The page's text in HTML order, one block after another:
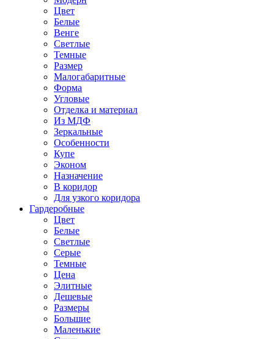
Цвет
Белые
Венге
Светлые
Темные
Размер
Малогабаритные
Форма
Угловые
Отделка и материал
Из МДФ
Зеркальные
Особенности
Купе
Эконом
Назначение
В коридор
Для узкого коридора
Гардеробные
Цвет
Белые
Светлые
Серые
Темные
Цена
Элитные
Дешевые
Размеры
Большие
Маленькие